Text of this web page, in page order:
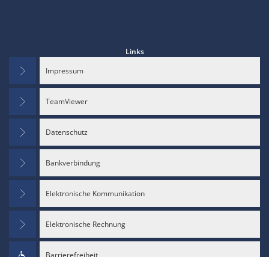
Links
Impressum
TeamViewer
Datenschutz
Bankverbindung
Elektronische Kommunikation
Elektronische Rechnung